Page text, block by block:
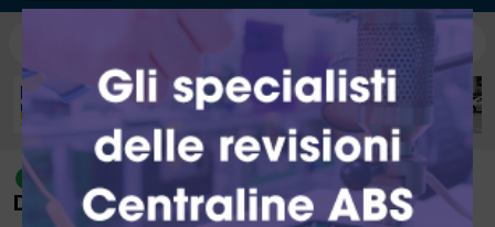
risolto
[ibiza 06/2007 1900cc axr Kw 74
Diesel] spia rossa sterzo